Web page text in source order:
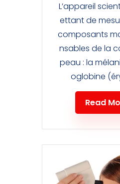
L’appareil
ettant de
composants
nsables de la
peau : la
oglobine
Read